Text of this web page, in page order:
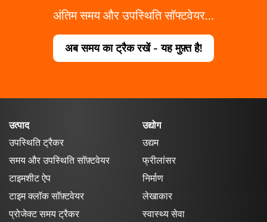
अंतिम समय और उपस्थिति सॉफ्टवेयर...
अब समय का ट्रैक रखें - यह मुफ़्त है!
उत्पाद
उपस्थिति ट्रैकर
समय और उपस्थिति सॉफ़्टवेयर
टाइमशीट ऐप
टाइम क्लॉक सॉफ़्टवेयर
प्रोजेक्ट समय ट्रैकर
उद्योग
उद्यम
फ्रीलांसर
निर्माण
लेखाकार
स्वास्थ्य सेवा